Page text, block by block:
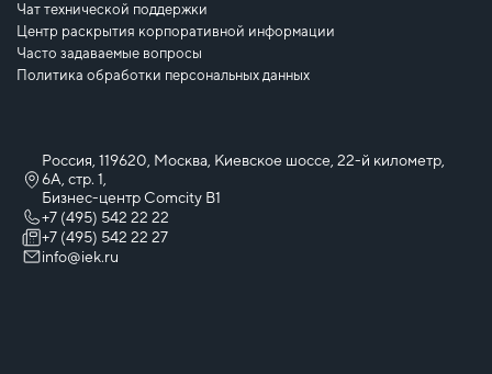
Чат технической поддержки
Центр раскрытия корпоративной информации
Часто задаваемые вопросы
Политика обработки персональных данных
Россия, 119620, Москва, Киевское шоссе, 22-й километр,
6А, стр. 1,
Бизнес-центр Comcity B1
+7 (495) 542 22 22
+7 (495) 542 22 27
info@iek.ru